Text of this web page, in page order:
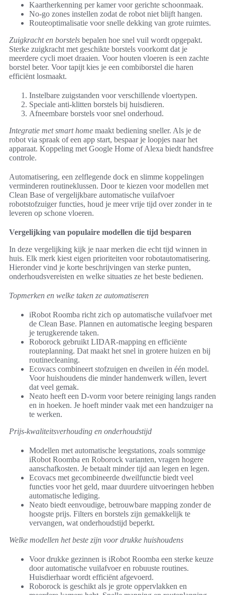
Kaartherkenning per kamer voor gerichte schoonmaak.
No-go zones instellen zodat de robot niet blijft hangen.
Routeoptimalisatie voor snelle dekking van grote ruimtes.
Zuigkracht en borstels bepalen hoe snel vuil wordt opgepakt.
Sterke zuigkracht met geschikte borstels voorkomt dat je
meerdere cycli moet draaien. Voor houten vloeren is een zachte
borstel beter. Voor tapijt kies je een combiborstel die haren
efficiënt losmaakt.
Instelbare zuigstanden voor verschillende vloertypen.
Speciale anti-klitten borstels bij huisdieren.
Afneembare borstels voor snel onderhoud.
Integratie met smart home maakt bediening sneller. Als je de
robot via spraak of een app start, bespaar je loopjes naar het
apparaat. Koppeling met Google Home of Alexa biedt handsfree
controle.
Automatisering, een zelflegende dock en slimme koppelingen
verminderen routineklussen. Door te kiezen voor modellen met
Clean Base of vergelijkbare automatische vuilafvoer
robotstofzuiger functies, houd je meer vrije tijd over zonder in te
leveren op schone vloeren.
Vergelijking van populaire modellen die tijd besparen
In deze vergelijking kijk je naar merken die echt tijd winnen in
huis. Elk merk kiest eigen prioriteiten voor robotautomatisering.
Hieronder vind je korte beschrijvingen van sterke punten,
onderhoudsvereisten en welke situaties ze het beste bedienen.
Topmerken en welke taken ze automatiseren
iRobot Roomba richt zich op automatische vuilafvoer met
de Clean Base. Plannen en automatische leeging besparen
je terugkerende taken.
Roborock gebruikt LIDAR-mapping en efficiënte
routeplanning. Dat maakt het snel in grotere huizen en bij
routinecleaning.
Ecovacs combineert stofzuigen en dweilen in één model.
Voor huishoudens die minder handenwerk willen, levert
dat veel gemak.
Neato heeft een D-vorm voor betere reiniging langs randen
en in hoeken. Je hoeft minder vaak met een handzuiger na
te werken.
Prijs-kwaliteitsverhouding en onderhoudstijd
Modellen met automatische leegstations, zoals sommige
iRobot Roomba en Roborock varianten, vragen hogere
aanschafkosten. Je betaalt minder tijd aan legen en legen.
Ecovacs met gecombineerde dweilfunctie biedt veel
functies voor het geld, maar duurdere uitvoeringen hebben
automatische lediging.
Neato biedt eenvoudige, betrouwbare mapping zonder de
hoogste prijs. Filters en borstels zijn gemakkelijk te
vervangen, wat onderhoudstijd beperkt.
Welke modellen het beste zijn voor drukke huishoudens
Voor drukke gezinnen is iRobot Roomba een sterke keuze
door automatische vuilafvoer en robuuste routines.
Huisdierhaar wordt efficiënt afgevoerd.
Roborock is geschikt als je grote oppervlakken en